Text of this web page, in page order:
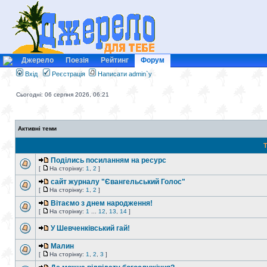
Джерело Поезія Рейтинг Форум
Вхід Реєстрація Написати admin`у
Сьогодні: 06 серпня 2026, 06:21
Активні теми
Поділись посиланням на ресурс
[ На сторінку: 1 2 ]
сайт журналу "Євангельський Голос"
[ На сторінку: 1 2 ]
Вітаємо з днем народження!
[ На сторінку: 1 12 13 14 ]
У Шевченківський гай!
Малин
[ На сторінку: 1 2 3 ]